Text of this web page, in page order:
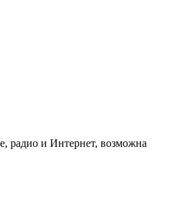
радио и Интернет, возможна